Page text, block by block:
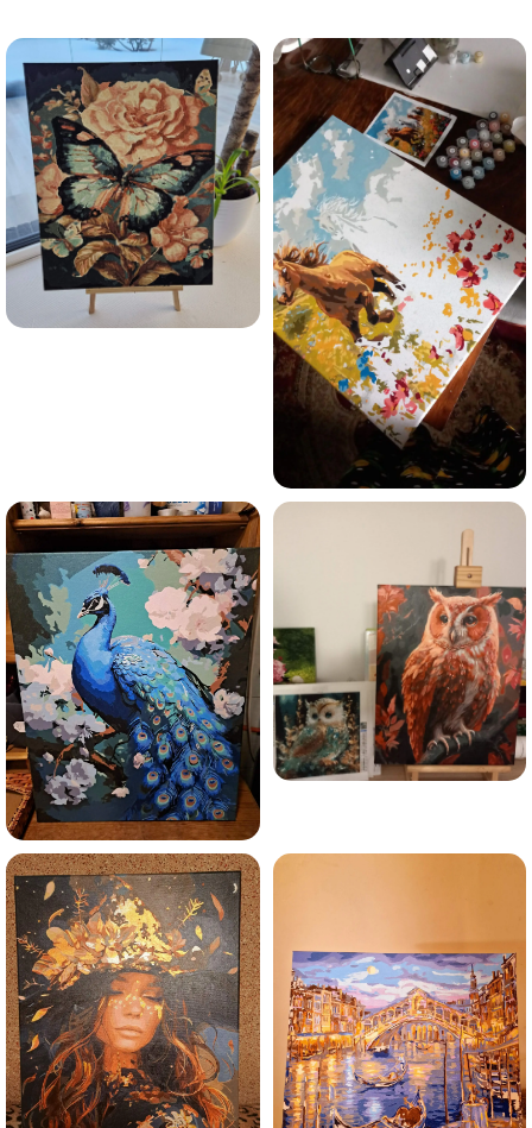
Esmu iepazinies ar GleznoPats.lv privātuma politiku un
piekrītu tai
GleznoPats.lvPrivātuma politika
SAŅEMT -10%